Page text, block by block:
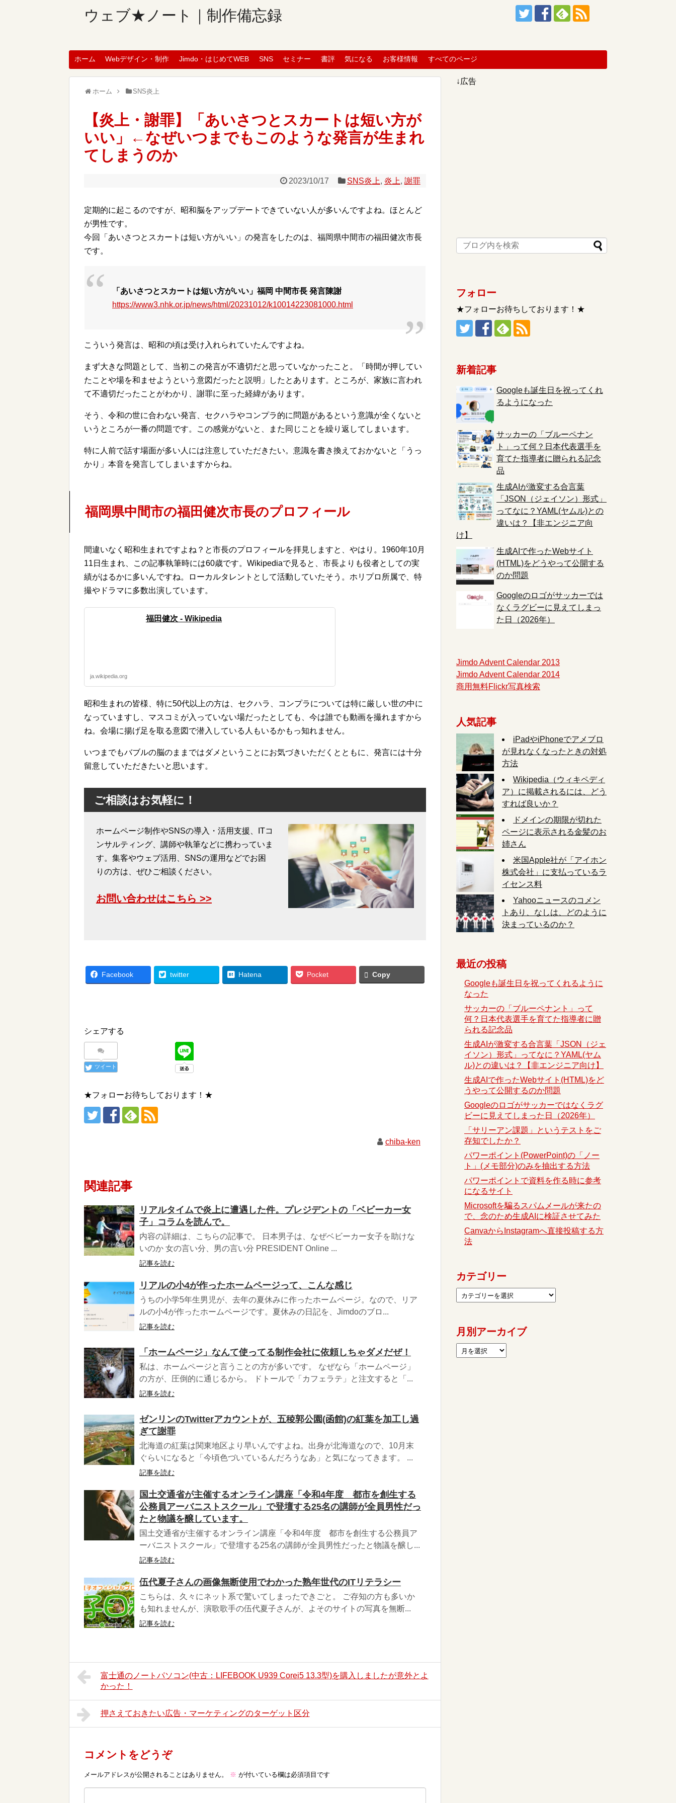
ウェブ★ノート｜制作備忘録
ホーム Webデザイン・制作 Jimdo・はじめてWEB SNS セミナー 書評 気になる お客様情報 すべてのページ
ホーム SNS炎上
【炎上・謝罪】「あいさつとスカートは短い方が
いい」←なぜいつまでもこのような発言が生まれ
てしまうのか
2023/10/17 SNS炎上, 炎上, 謝罪
定期的に起こるのですが、昭和脳をアップデートできていない人が多いんですよね。ほとんど
が男性です。
今回「あいさつとスカートは短い方がいい」の発言をしたのは、福岡県中間市の福田健次市長
です。
「あいさつとスカートは短い方がいい」福岡 中間市長 発言陳謝
https://www3.nhk.or.jp/news/html/20231012/k10014223081000.html
こういう発言は、昭和の頃は受け入れられていたんですよね。
まず大きな問題として、当初この発言が不適切だと思っていなかったこと。「時間が押してい
たことや場を和ませようという意図だったと説明」したとあります。ところが、家族に言われ
て不適切だったことがわかり、謝罪に至った経緯があります。
そう、令和の世に合わない発言、セクハラやコンプラ的に問題があるという意識が全くないと
いうところが一番の問題です。この感覚がないと、また同じことを繰り返してしまいます。
特に人前で話す場面が多い人には注意していただきたい。意識を書き換えておかないと「うっ
かり」本音を発言してしまいますからね。
福岡県中間市の福田健次市長のプロフィール
間違いなく昭和生まれですよね？と市長のプロフィールを拝見しますと、やはり。1960年10月
11日生まれ、この記事執筆時には60歳です。Wikipediaで見ると、市長よりも役者としての実
績がはるかに多いんですね。ローカルタレントとして活動していたそう。ホリプロ所属で、特
撮やドラマに多数出演しています。
福田健次 - Wikipedia
ja.wikipedia.org
昭和生まれの皆様、特に50代以上の方は、セクハラ、コンプラについては特に厳しい世の中に
なっていますし、マスコミが入っていない場だったとしても、今は誰でも動画を撮れますから
ね。会場に揚げ足を取る意図で潜入している人もいるかもっ知れません。
いつまでもバブルの脳のままではダメということにお気づきいただくとともに、発言には十分
留意していただきたいと思います。
ご相談はお気軽に！
ホームページ制作やSNSの導入・活用支援、ITコ
ンサルティング、講師や執筆などに携わっていま
す。集客やウェブ活用、SNSの運用などでお困
りの方は、ぜひご相談ください。
お問い合わせはこちら >>
Facebook twitter Hatena Pocket Copy
シェアする
ツイート
★フォローお待ちしております！★
chiba-ken
関連記事
リアルタイムで炎上に遭遇した件。プレジデントの「ベビーカー女
子」コラムを読んで。
内容の詳細は、こちらの記事で。 日本男子は、なぜベビーカー女子を助けな
いのか 女の言い分、男の言い分 PRESIDENT Online ...
記事を読む
リアルの小4が作ったホームページって、こんな感じ
うちの小学5年生男児が、去年の夏休みに作ったホームページ。なので、リア
ルの小4が作ったホームページです。夏休みの日記を、Jimdoのブロ...
記事を読む
「ホームページ」なんて使ってる制作会社に依頼しちゃダメだぜ！
私は、ホームページと言うことの方が多いです。 なぜなら「ホームページ」
の方が、圧倒的に通じるから。 ドトールで「カフェラテ」と注文すると「...
記事を読む
ゼンリンのTwitterアカウントが、五稜郭公園(函館)の紅葉を加工し過
ぎて謝罪
北海道の紅葉は関東地区より早いんですよね。出身が北海道なので、10月末
ぐらいになると「今頃色づいているんだろうなあ」と気になってきます。 ...
記事を読む
国土交通省が主催するオンライン講座「令和4年度 都市を創生する
公務員アーバニストスクール」で登壇する25名の講師が全員男性だっ
たと物議を醸しています。
国土交通省が主催するオンライン講座「令和4年度 都市を創生する公務員ア
ーバニストスクール」で登壇する25名の講師が全員男性だったと物議を醸し...
記事を読む
伍代夏子さんの画像無断使用でわかった熟年世代のITリテラシー
こちらは、久々にネット系で驚いてしまったできごと。 ご存知の方も多いか
も知れませんが、演歌歌手の伍代夏子さんが、よそのサイトの写真を無断...
記事を読む
富士通のノートパソコン(中古：LIFEBOOK U939 Corei5 13.3型)を購入しましたが意外とよ
かった！
押さえておきたい広告・マーケティングのターゲット区分
コメントをどうぞ
メールアドレスが公開されることはありません。 ※ が付いている欄は必須項目です
↓広告
フォロー
★フォローお待ちしております！★
新着記事
Googleも誕生日を祝ってくれ
るようになった
サッカーの「ブルーペナン
ト」って何？日本代表選手を
育てた指導者に贈られる記念
品
生成AIが激変する合言葉
「JSON（ジェイソン）形式」
ってなに？YAML(ヤムル)との
違いは？【非エンジニア向
け】
生成AIで作ったWebサイト
(HTML)をどうやって公開する
のか問題
Googleのロゴがサッカーでは
なくラグビーに見えてしまっ
た日（2026年）
Jimdo Advent Calendar 2013
Jimdo Advent Calendar 2014
商用無料Flickr写真検索
人気記事
iPadやiPhoneでアメブロ
が見れなくなったときの対処
方法
Wikipedia（ウィキペディ
ア）に掲載されるには、どう
すれば良いか？
ドメインの期限が切れた
ページに表示される金髪のお
姉さん
米国Apple社が「アイホン
株式会社」に支払っているラ
イセンス料
Yahooニュースのコメン
トあり、なしは、どのように
決まっているのか？
最近の投稿
Googleも誕生日を祝ってくれるように
なった
サッカーの「ブルーペナント」って
何？日本代表選手を育てた指導者に贈
られる記念品
生成AIが激変する合言葉「JSON（ジェ
イソン）形式」ってなに？YAML(ヤム
ル)との違いは？【非エンジニア向け】
生成AIで作ったWebサイト(HTML)をど
うやって公開するのか問題
Googleのロゴがサッカーではなくラグ
ビーに見えてしまった日（2026年）
「サリーアン課題」というテストをご
存知でしたか？
パワーポイント(PowerPoint)の「ノー
ト」(メモ部分)のみを抽出する方法
パワーポイントで資料を作る時に参考
になるサイト
Microsoftを騙るスパムメールが来たの
で、念のため生成AIに検証させてみた
CanvaからInstagramへ直接投稿する方
法
カテゴリー
月別アーカイブ